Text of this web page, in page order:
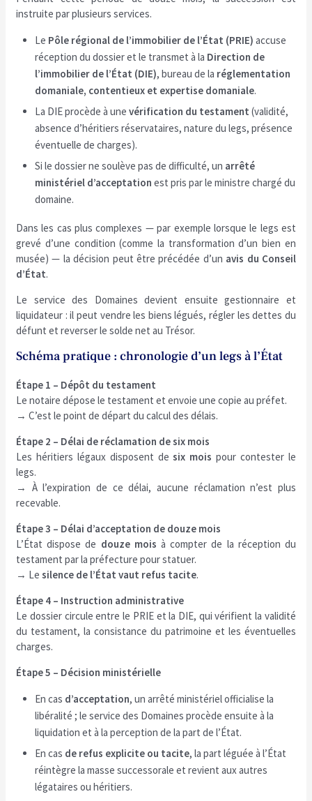
instruite par plusieurs services.
Le Pôle régional de l’immobilier de l’État (PRIE) accuse
réception du dossier et le transmet à la Direction de
l’immobilier de l’État (DIE), bureau de la réglementation
domaniale, contentieux et expertise domaniale.
La DIE procède à unevérification du testament (validité,
absence d’héritiers réservataires, nature du legs, présence
éventuelle de charges).
Si le dossier ne soulève pas de difficulté, un arrêté
ministériel d’acceptation est pris par le ministre chargé du
domaine.
Dans les cas plus complexes — par exemple lorsque le legs est
grevé d’une condition (comme la transformation d’un bien en
musée) — la décision peut être précédée d’un avis du Conseil
d’État.
Le service des Domaines devient ensuite gestionnaire et
liquidateur : il peut vendre les biens légués, régler les dettes du
défunt et reverser le solde net au Trésor.
Schéma pratique : chronologie d’un legs à l’État
Étape 1 – Dépôt du testament
Le notaire dépose le testament et envoie une copie au préfet.
→ C’est le point de départ du calcul des délais.
Étape 2 – Délai de réclamation de six mois
Les héritiers légaux disposent desix mois pour contester le
legs.
→ À l’expiration de ce délai, aucune réclamation n’est plus
recevable.
Étape 3 – Délai d’acceptation de douze mois
L’État dispose de douze mois à compter de la réception du
testament par la préfecture pour statuer.
→ Lesilence de l’État vaut refus tacite.
Étape 4 – Instruction administrative
Le dossier circule entre le PRIE et la DIE, qui vérifient la validité
du testament, la consistance du patrimoine et les éventuelles
charges.
Étape 5 – Décision ministérielle
En cas d’acceptation, un arrêté ministériel officialise la
libéralité ; le service des Domaines procède ensuite à la
liquidation et à la perception de la part de l’État.
En cas de refus explicite ou tacite, la part léguée à l’État
réintègre la masse successorale et revient aux autres
légataires ou héritiers.